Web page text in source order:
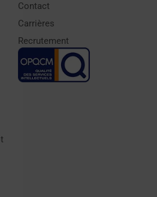
Contact
Carrières
Recrutement